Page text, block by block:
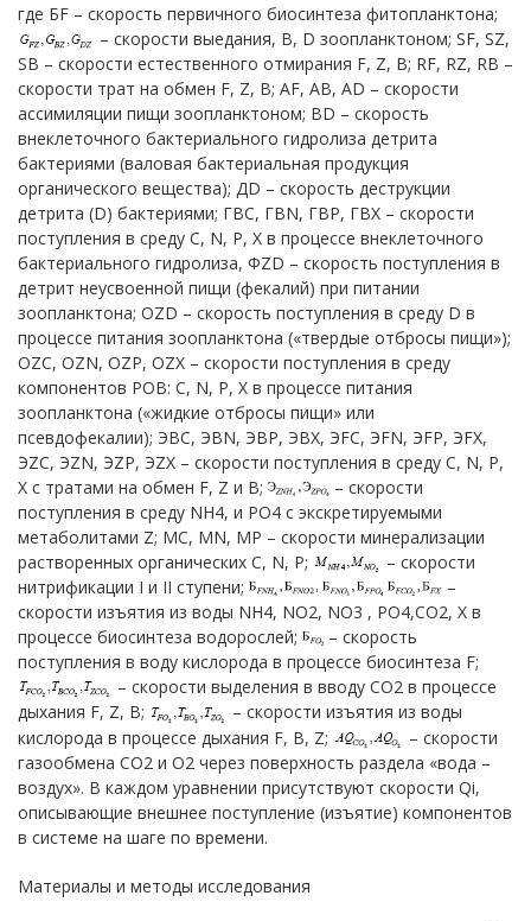
где БF – скорость первичного биосинтеза фитопланктона;
– скорости выедания, B, D зоопланктоном; SF, SZ,
SB – скорости естественного отмирания F, Z, B; RF, RZ, RB –
скорости трат на обмен F, Z, B; AF, AB, АD – скорости
ассимиляции пищи зоопланктоном; BD – скорость
внеклеточного бактериального гидролиза детрита
бактериями (валовая бактериальная продукция
органического вещества); ДD – скорость деструкции
детрита (D) бактериями; ГВС, ГBN, ГВР, ГВХ – скорости
поступления в среду С, N, Р, Х в процессе внеклеточного
бактериального гидролиза, ФZD – скорость поступления в
детрит неусвоенной пищи (фекалий) при питании
зоопланктона; OZD – скорость поступления в среду D в
процессе питания зоопланктона («твердые отбросы пищи»);
ОZC, ОZN, OZP, OZX – скорости поступления в среду
компонентов РОВ: С, N, Р, Х в процессе питания
зоопланктона («жидкие отбросы пищи» или
псевдофекалии); ЭВС, ЭBN, ЭВР, ЭВХ, ЭFС, ЭFN, ЭFP, ЭFX,
ЭZС, ЭZN, ЭZP, ЭZX – скорости поступления в среду С, N, P,
X с тратами на обмен F, Z и В;
– скорости
поступления в среду NH4, и PO4 c экскретируемыми
метаболитами Z; MC, MN, MP – скорости минерализации
растворенных органических C, N, P;
– скорости
нитрификации I и II ступени;
–
скорости изъятия из воды NH4, NO2, NO3 , PO4,CO2, X в
процессе биосинтеза водорослей;
– скорость
поступления в воду кислорода в процессе биосинтеза F;
– скорости выделения в вводу СО2 в процессе
дыхания F, Z, B;
– скорости изъятия из воды
кислорода в процессе дыхания F, B, Z;
– скорости
газообмена СО2 и О2 через поверхность раздела «вода –
воздух». В каждом уравнении присутствуют скорости Qi,
описывающие внешнее поступление (изъятие) компонентов
в системе на шаге по времени.
Материалы и методы исследования